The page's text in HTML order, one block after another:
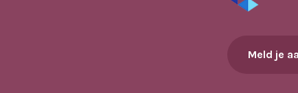
Meld je